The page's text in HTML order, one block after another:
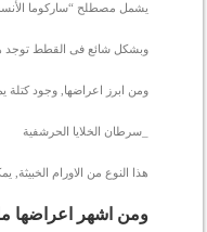
يشمل مصطلح “ساركوما
وبشكل شائع فى القطط توجد
ومن ابرز اعراضها, وجود كتلة
_سرطان الخلايا الحرشفية
هذا النوع من الاورام
ومن اشهر اعراضها